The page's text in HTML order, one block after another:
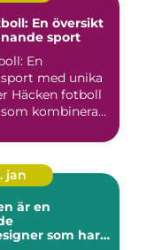
En översikt
sport
En
med unika
kombinerar
jan
är en
som har